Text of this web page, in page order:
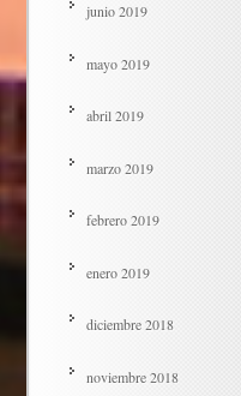
junio 2019
mayo 2019
abril 2019
marzo 2019
febrero 2019
enero 2019
diciembre 2018
noviembre 2018